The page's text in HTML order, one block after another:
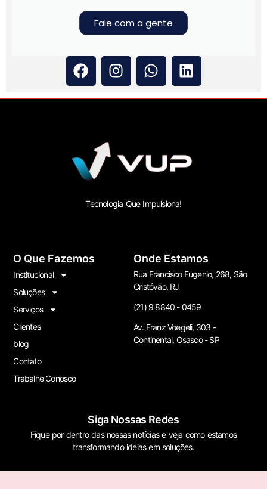
Fale com a gente
Tecnologia Que Impulsiona!
O Que Fazemos
Institucional
Soluções
Serviços
Clientes
blog
Contato
Trabalhe Conosco
Onde Estamos
Rua Francisco Eugenio, 268, São
Cristóvão, RJ
(21) 9 8840 - 0459
Av. Franz Voegeli, 303 -
Continental, Osasco - SP
Siga Nossas Redes
Fique por dentro das nossas notícias e veja como estamos
transformando ideias em soluções.